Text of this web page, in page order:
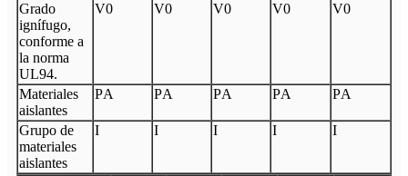
Grado
ignífugo,
conforme a
la norma
UL94.
V0 V0 V0 V0 V0
Materiales
aislantes
PA PA PA PA PA
Grupo de
materiales
aislantes
I I I I I